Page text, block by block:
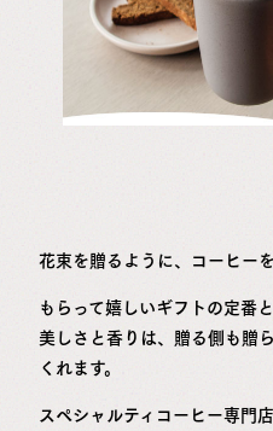
花束を贈るように、コーヒー
もらって嬉しいギフトの定番
美しさと香りは、贈る側も贈
くれます。
スペシャルティコーヒー専門